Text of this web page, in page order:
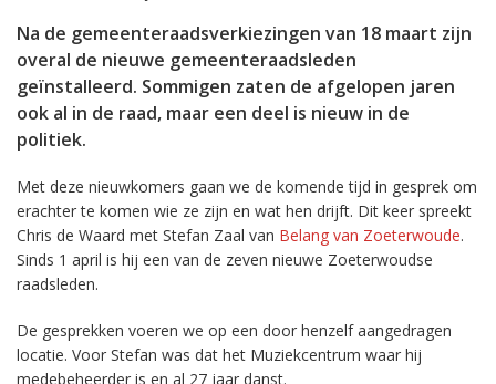
Na de gemeenteraadsverkiezingen van 18 maart zijn
overal de nieuwe gemeenteraadsleden
geïnstalleerd. Sommigen zaten de afgelopen jaren
ook al in de raad, maar een deel is nieuw in de
politiek.
Met deze nieuwkomers gaan we de komende tijd in gesprek om
erachter te komen wie ze zijn en wat hen drijft. Dit keer spreekt
Chris de Waard met Stefan Zaal van Belang van Zoeterwoude.
Sinds 1 april is hij een van de zeven nieuwe Zoeterwoudse
raadsleden.
De gesprekken voeren we op een door henzelf aangedragen
locatie. Voor Stefan was dat het Muziekcentrum waar hij
medebeheerder is en al 27 jaar danst.